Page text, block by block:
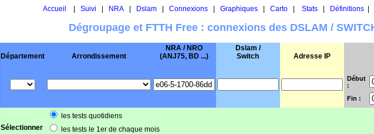
Accueil Suivi NRA| Dslam| Connexions| Graphiques| Carto| Stats| Définitions|
Dégroupage et FTTH Free : connexions des DSLAM /
Département Arrondissement
NRA / NRO
(ANJ75, BD ...)
Dslam /
Switch
Adresse IP
Début
:
Fin :
Sélectionner
les tests quotidiens
les tests le 1er de chaque mois